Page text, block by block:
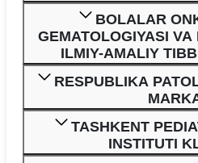
BOLALAR
GEMATOLOGIYASI VA
ILMIY-AMALIY
RESPUBLIKA
TASHKENT
INSTITUTI